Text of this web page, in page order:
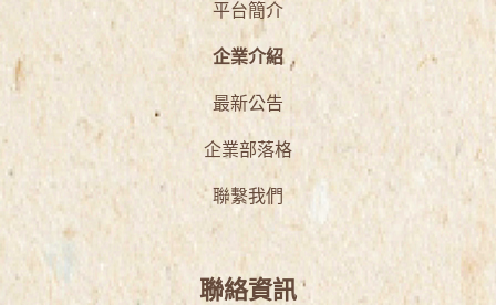
平台簡介
企業介紹
最新公告
企業部落格
聯繫我們
聯絡資訊